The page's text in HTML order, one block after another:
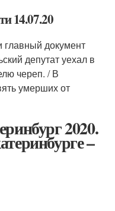
14.07.20
главный документ
депутат уехал в
череп. / В
умерших от
2020.
–